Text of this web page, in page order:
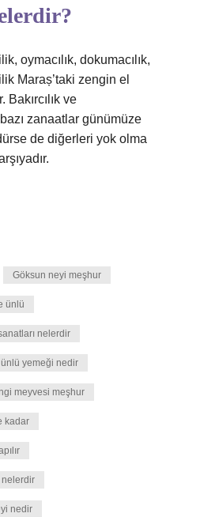
oymacılık, dokumacılık,
Maraș’taki zengin el
Bakırcılık ve
zanaatlar günümüze
de diğerleri yok olma
Göksun neyi meşhur
ünlü
nelerdir
ünlü yemeği nedir
meyvesi meşhur
kadar
nelerdir
nedir